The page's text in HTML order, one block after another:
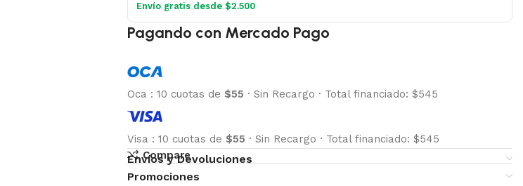
Envío gratis desde $2.500
Pagando con Mercado Pago
Oca : 10 cuotas de $55 · Sin Recargo · Total financiado: $545
Visa : 10 cuotas de $55 · Sin Recargo · Total financiado: $545
Compare
Envíos y Devoluciones
Promociones